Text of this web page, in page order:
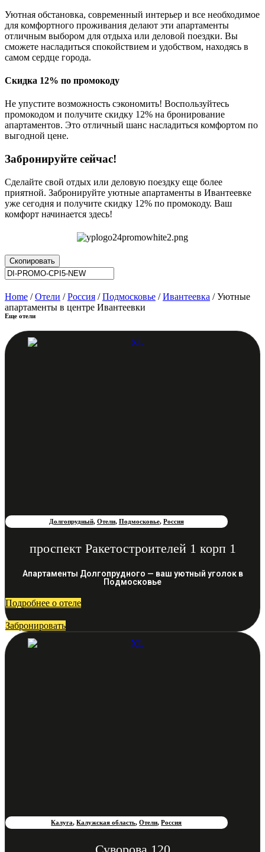
Уютная обстановка, современный интерьер и все необходимое
для комфортного проживания делают эти апартаменты
отличным выбором для отдыха или деловой поездки. Вы
сможете насладиться спокойствием и удобством, находясь в
самом сердце города.
Скидка 12% по промокоду
Не упустите возможность сэкономить! Воспользуйтесь
промокодом и получите скидку 12% на бронирование
апартаментов. Это отличный шанс насладиться комфортом по
выгодной цене.
Забронируйте сейчас!
Сделайте свой отдых или деловую поездку еще более
приятной. Забронируйте уютные апартаменты в Ивантеевке
уже сегодня и получите скидку 12% по промокоду. Ваш
комфорт начинается здесь!
Скопировать
Home /Отели /Россия /Подмосковье /Ивантеевка / Уютные
апартаменты в центре Ивантеевки
Еще отели
Долгопрудный, Отели, Подмосковье, Россия
проспект Ракетостроителей 1 корп 1
Апартаменты Долгопрудного — ваш уютный уголок в
Подмосковье
Подробнее о отеле
Забронировать
Калуга,Калужская область,Отели,Россия